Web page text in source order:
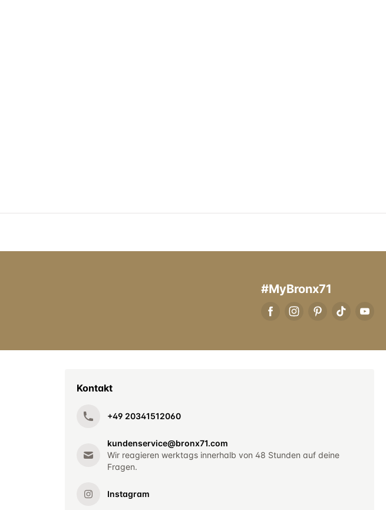
#MyBronx71
Kontakt
+49 20341512060
kundenservice@bronx71.com
Wir reagieren werktags innerhalb von 48 Stunden auf deine
Fragen.
Instagram